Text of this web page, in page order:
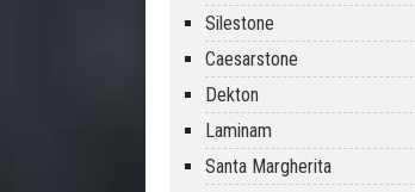
Silestone
Caesarstone
Dekton
Laminam
Santa Margherita